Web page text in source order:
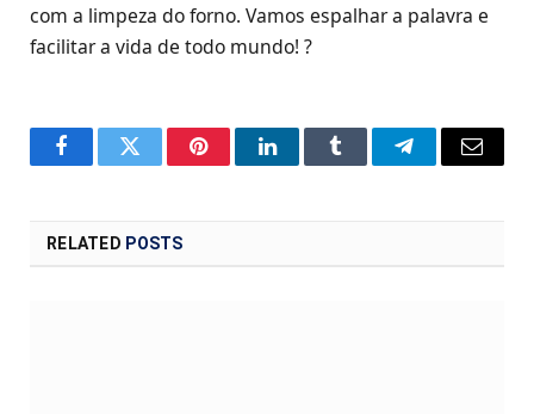
com a limpeza do forno. Vamos espalhar a palavra e
facilitar a vida de todo mundo! ?
FacebookTwitter PinterestLinkedInTumblr TelegramEmail
RELATED POSTS